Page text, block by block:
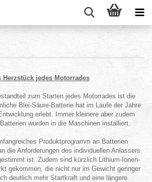
Herzstück jedes Motorrades
zum Starten jedes Motorrades ist die
Blei-Säure-Batterie hat im Laufe der Jahre
erlebt. Immer kleinere aber zudem
wurden in die Maschinen installiert.
Produktprogramm an Batterien
die Anforderungen des individuellen Anlassers
ist. Zudem sind kürzlich Lithium-Ionen-
gekommen, die nicht nur im Gewicht geringer
deutlich mehr Startkraft und eine längere